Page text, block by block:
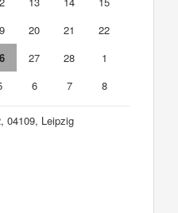
20 21
22
27 28
1
6 7 8
04109, Leipzig